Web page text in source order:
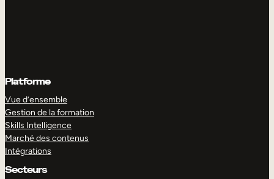
Platforme
Vue d’ensemble
Gestion de la formation
Skills Intelligence
Marché des contenus
Intégrations
Secteurs